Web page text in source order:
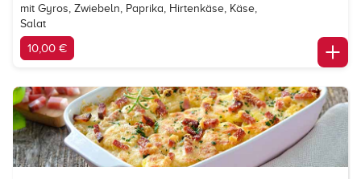
mit Gyros, Zwiebeln, Paprika, Hirtenkäse, Käse,
Salat
10,00 €